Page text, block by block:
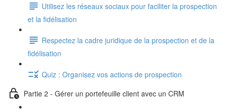
Utilisez les réseaux sociaux pour faciliter la prospection
et la fidélisation
Respectez la cadre juridique de la prospection et de la
fidélisation
Quiz : Organisez vos actions de prospection
Partie 2 - Gérer un portefeuille client avec un CRM